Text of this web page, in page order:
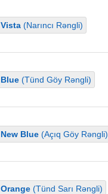
Vista(Narıncı Rəngli)
Blue(Tünd Göy Rəngli)
New Blue(Açıq Göy Rəngli)
Orange(Tünd Sarı Rəngli)